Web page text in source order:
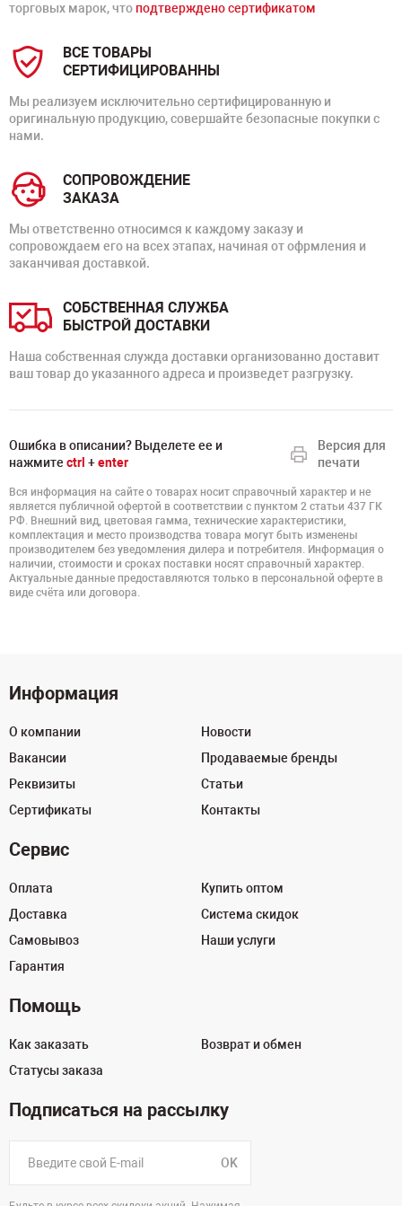
торговых марок, что подтверждено сертификатом
ВСЕ ТОВАРЫ
СЕРТИФИЦИРОВАННЫ
Мы реализуем исключительно сертифицированную и
оригинальную продукцию, совершайте безопасные покупки с
нами.
СОПРОВОЖДЕНИЕ
ЗАКАЗА
Мы ответственно относимся к каждому заказу и
сопровождаем его на всех этапах, начиная от офрмления и
заканчивая доставкой.
СОБСТВЕННАЯ СЛУЖБА
БЫСТРОЙ ДОСТАВКИ
Наша собственная служда доставки организованно доставит
ваш товар до указанного адреса и произведет разгрузку.
Ошибка в описании? Выделете ее и
нажмите ctrl +enter
Версия для
печати
Вся информация на сайте о товарах носит справочный характер и не
является публичной офертой в соответствии с пунктом 2 статьи 437 ГК
РФ. Внешний вид, цветовая гамма, технические характеристики,
комплектация и место производства товара могут быть изменены
производителем без уведомления дилера и потребителя. Информация о
наличии, стоимости и сроках поставки носят справочный характер.
Актуальные данные предоставляются только в персональной оферте в
виде счёта или договора.
Информация
О компании
Вакансии
Реквизиты
Сертификаты
Новости
Продаваемые бренды
Статьи
Контакты
Сервис
Оплата
Доставка
Самовывоз
Гарантия
Купить оптом
Система скидок
Наши услуги
Помощь
Как заказать
Статусы заказа
Возврат и обмен
Подписаться на рассылку
OK